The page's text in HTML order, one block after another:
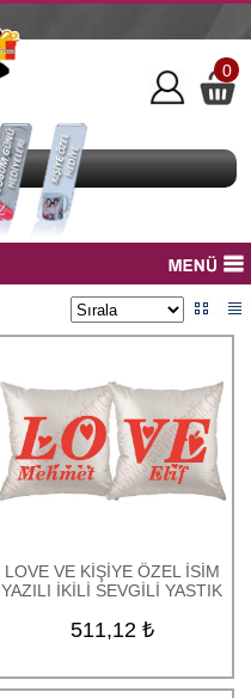
0
LOVE VE KİŞİYE ÖZEL İSİM
YAZILI İKİLİ SEVGİLİ YASTIK
511,12 ₺